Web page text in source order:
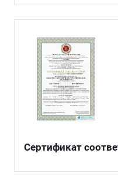
Сертификат